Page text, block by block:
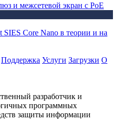
и межсетевой экран с PоE
SIES Core Nano в теории и на
Поддержка Услуги Загрузки О
разработчик и
программных
защиты информации